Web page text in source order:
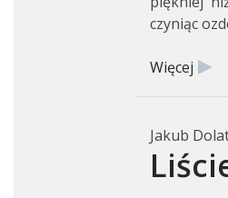
czyniąc
Więcej
Jakub